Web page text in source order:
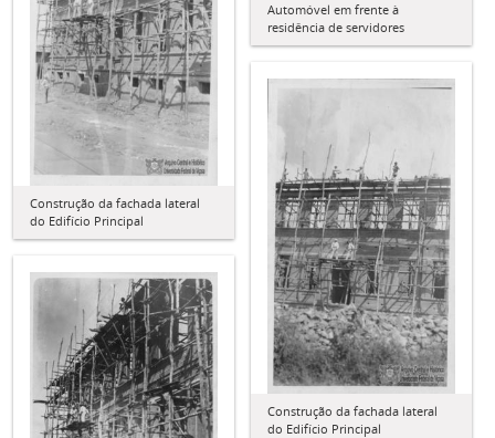
Automóvel em frente à
residência de servidores
Construção da fachada lateral
do Edifício Principal
Construção da fachada lateral
do Edifício Principal